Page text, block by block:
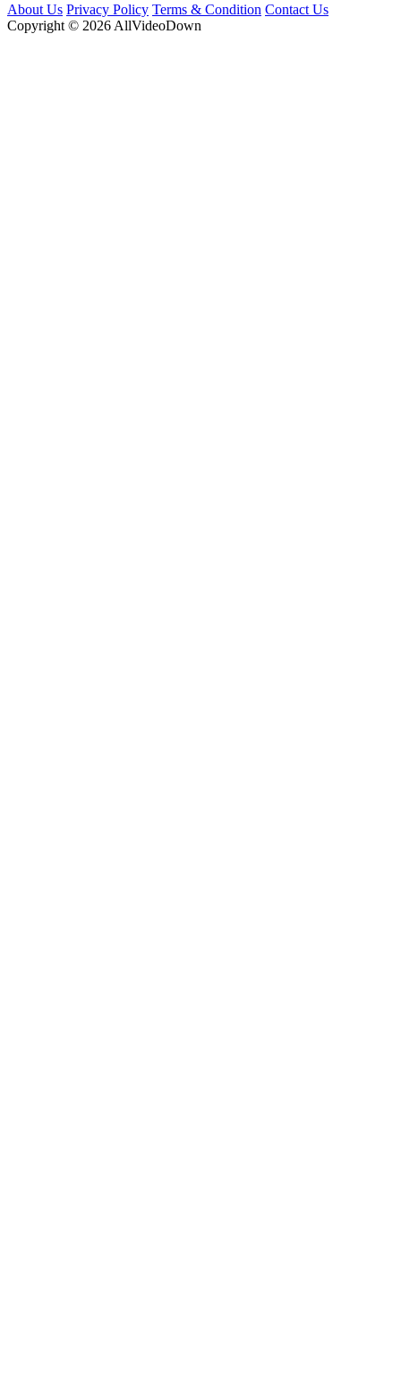
About Us Privacy Policy Terms & Condition Contact Us
Copyright © 2026 AllVideoDown